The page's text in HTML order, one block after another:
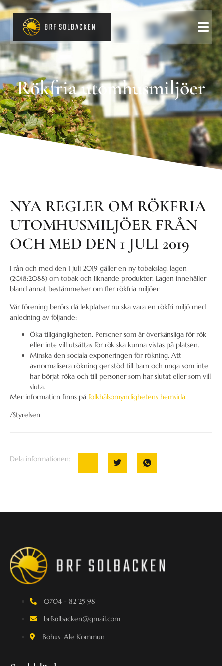
Rökfria utomhusmiljöer
NYA REGLER OM RÖKFRIA
UTOMHUSMILJÖER FRÅN
OCH MED DEN 1 JULI 2019
Från och med den 1 juli 2019 gäller en ny tobakslag, lagen
(2018:2088) om tobak och liknande produkter. Lagen innehåller
bland annat bestämmelser om fler rökfria miljöer.
Vår förening berörs då lekplatser nu ska vara en rökfri miljö med
anledning av följande:
Öka tillgängligheten. Personer som är överkänsliga för rök
eller inte vill utsättas för rök ska kunna vistas på platsen.
Minska den sociala exponeringen för rökning. Att
avnormalisera rökning ger stöd till barn och unga som inte
har börjat röka och till personer som har slutat eller som vill
sluta.
Mer information finns på folkhälsomyndighetens hemsida.
/Styrelsen
Dela informationen:
0704 - 82 25 98
brfsolbacken@gmail.com
Bohus, Ale Kommun